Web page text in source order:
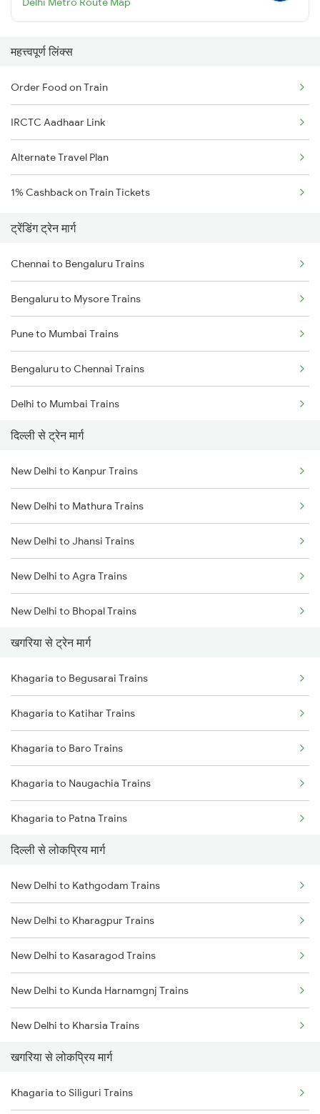
महत्त्वपूर्ण लिंक्स
Order Food on Train
IRCTC Aadhaar Link
Alternate Travel Plan
1% Cashback on Train Tickets
ट्रेंडिंग ट्रेन मार्ग
Chennai to Bengaluru Trains
Bengaluru to Mysore Trains
Pune to Mumbai Trains
Bengaluru to Chennai Trains
Delhi to Mumbai Trains
Mumbai to Pune Trains
Delhi to Jammu Trains
Mumbai to Delhi Trains
Mumbai to Goa Trains
Chennai to Coimbatore Trains
दिल्ली से ट्रेन मार्ग
New Delhi to Kanpur Trains
New Delhi to Mathura Trains
New Delhi to Jhansi Trains
New Delhi to Agra Trains
New Delhi to Bhopal Trains
New Delhi to Mughal Sarai Trains
खगरिया से ट्रेन मार्ग
Khagaria to Begusarai Trains
Khagaria to Katihar Trains
Khagaria to Baro Trains
Khagaria to Naugachia Trains
Khagaria to Patna Trains
Khagaria to Siliguri Trains
Khagaria to Kishanganj Trains
Khagaria to Guwahati Trains
Khagaria to Alipur Duar Trains
दिल्ली से लोकप्रिय मार्ग
New Delhi to Kathgodam Trains
New Delhi to Kharagpur Trains
New Delhi to Kasaragod Trains
New Delhi to Kunda Harnamgnj Trains
New Delhi to Kharsia Trains
New Delhi to Khatu Trains
New Delhi to Kim Trains
खगरिया से लोकप्रिय मार्ग
Khagaria to Siliguri Trains